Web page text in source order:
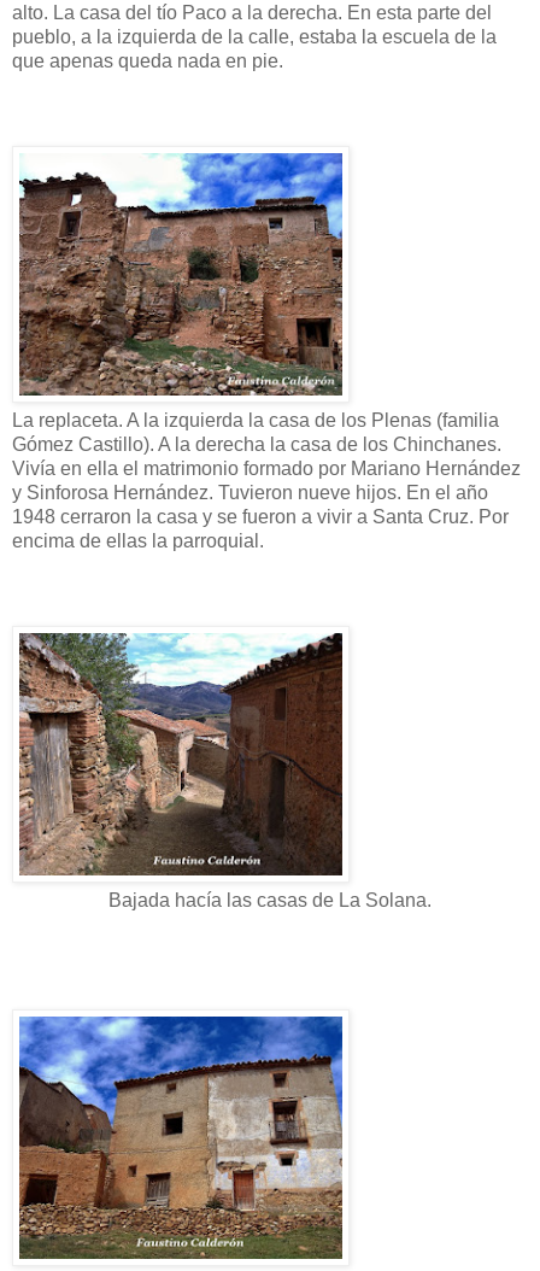
alto. La casa del tío Paco a la derecha. En esta parte del
pueblo, a la izquierda de la calle, estaba la escuela de la
que apenas queda nada en pie.
La replaceta. A la izquierda la casa de los Plenas (familia
Gómez Castillo). A la derecha la casa de los Chinchanes.
Vivía en ella el matrimonio formado por Mariano Hernández
y Sinforosa Hernández. Tuvieron nueve hijos. En el año
1948 cerraron la casa y se fueron a vivir a Santa Cruz. Por
encima de ellas la parroquial.
Bajada hacía las casas de La Solana.